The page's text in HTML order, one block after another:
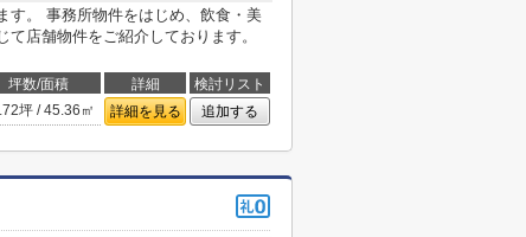
す。 事務所物件をはじめ、飲食・美
店舗物件をご紹介しております。
坪数/面積 詳細
検討リスト
坪 / 45.36㎡ 詳細を見る 追加する